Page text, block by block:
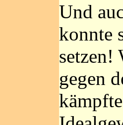
Und
konnte
setzen!
gegen